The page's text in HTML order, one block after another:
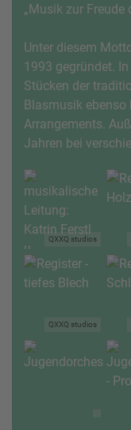
„Musik zur Freude
Unter diesem
1993 gegründet.
Stücken der
Blasmusik ebenso
Arrangements.
Jahren bei
QXXQ studios
QXXQ studios